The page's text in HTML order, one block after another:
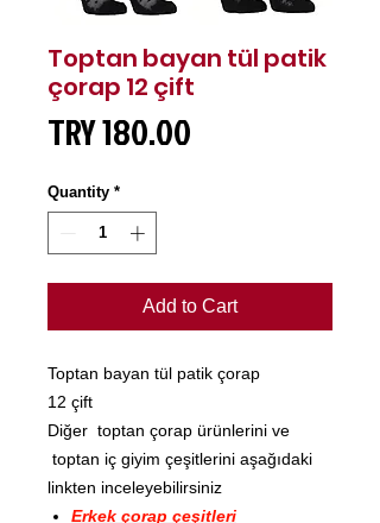
Toptan bayan tül patik
çorap 12 çift
TRY 180.00
Quantity *
Add to Cart
Toptan bayan tül patik çorap
12 çift
Diğer toptan çorap ürünlerini ve
toptan iç giyim çeşitlerini aşağıdaki
linkten inceleyebilirsiniz
Erkek çorap çeşitleri